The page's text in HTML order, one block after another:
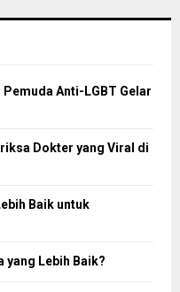
Anti-LGBT Gelar
Dokter yang Viral di
Baik untuk
yang Lebih Baik?